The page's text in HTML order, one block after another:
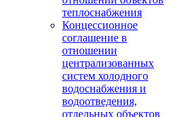
теплоснабжения
Концессионное
соглашение в
отношении
централизованных
систем холодного
водоснабжения и
водоотведения,
отдельных объектов